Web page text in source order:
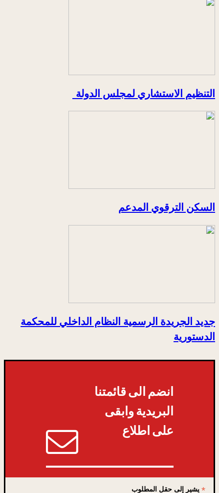
التنظيم الاستشاري لمجلس الدولة
السكن الترقوي المدعم
جديد الجريدة الرسمية النظام الداخلي للمحكمة
الدستورية
انضم الى قائمتنا
البريدية وابقى
على اطلاع
*يشير إلى حقل المطلوب